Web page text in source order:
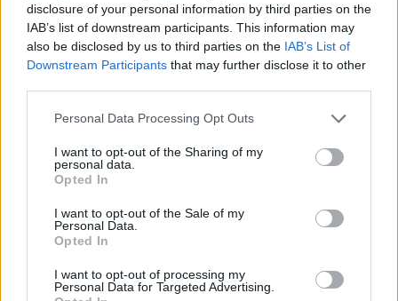
disclosure of your personal information by third parties on the
IAB’s list of downstream participants. This information may
also be disclosed by us to third parties on the IAB’s List of
Downstream Participants that may further disclose it to other
Personal Data Processing Opt Outs
I want to opt-out of the Sharing of my
personal data.
Opted In
I want to opt-out of the Sale of my
Personal Data.
Opted In
I want to opt-out of processing my
Personal Data for Targeted Advertising.
Vai al sito in modalità classica
Registrati Redazione Invia notizia Feed RSS Facebook